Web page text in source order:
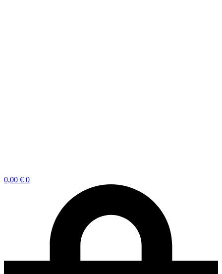
0,00 € 0